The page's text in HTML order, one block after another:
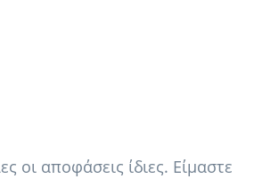
οι αποφάσεις ίδιες. Είμαστε